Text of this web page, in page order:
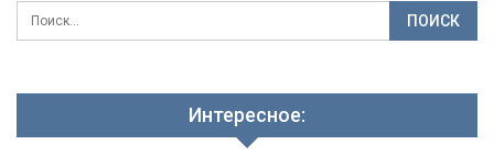
Интересное: